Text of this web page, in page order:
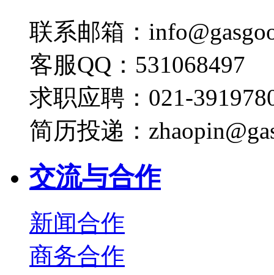
联系邮箱：
客服QQ：531068497
求职应聘：021-
简历投递：
交流与合作
新闻合作
商务合作